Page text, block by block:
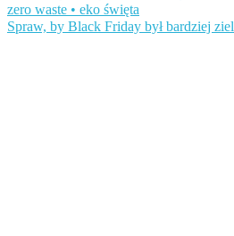
Spraw, by Black Friday był bardziej